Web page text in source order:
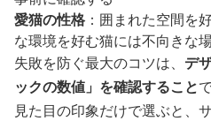
愛猫の性格 ：囲まれた空間を
な環境を好む猫には不向きな
失敗を防ぐ最大のコツは、 デ
ックの数値」を確認すること
見た目の印象だけで選ぶと、